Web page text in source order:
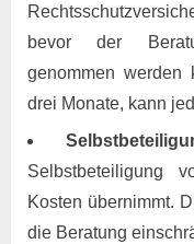
bevor der
genommen werden
drei Monate, kann
Selbstbeteiligung
Kosten übernimmt.
die Beratung